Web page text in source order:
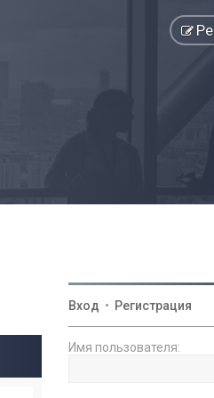
Вход • Регистрация
Имя пользователя: